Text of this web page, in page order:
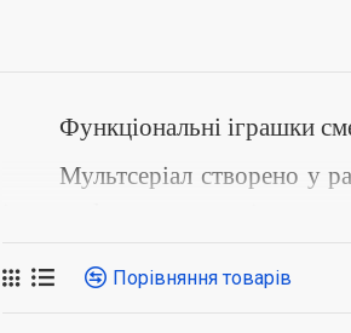
Функціональні іграшки
Мультсеріал створено у
Ексклюзивна серія, ви
Порівняння товарів